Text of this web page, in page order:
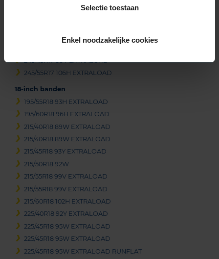
Selectie toestaan
Enkel noodzakelijke cookies
245/45R17 99Y EXTRALOAD
245/55R17 106H EXTRALOAD
18-inch banden
195/55R18 93H EXTRALOAD
195/60R18 96H EXTRALOAD
215/40R18 89W EXTRALOAD
215/40R18 89W EXTRALOAD
215/45R18 93Y EXTRALOAD
215/50R18 92W
215/55R18 99V EXTRALOAD
215/55R18 99V EXTRALOAD
215/60R18 102H EXTRALOAD
225/40R18 92Y EXTRALOAD
225/45R18 95W EXTRALOAD
225/45R18 95W EXTRALOAD
225/45R18 95W EXTRALOAD RUNFLAT